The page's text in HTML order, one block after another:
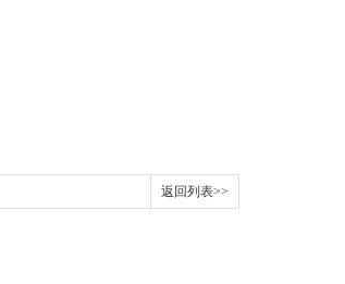
返回列表>>